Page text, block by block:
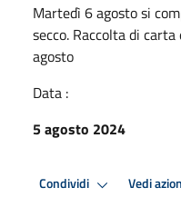
Martedì 6 agosto si
secco. Raccolta di
agosto
Data :
5 agosto 2024
Condividi Vedi